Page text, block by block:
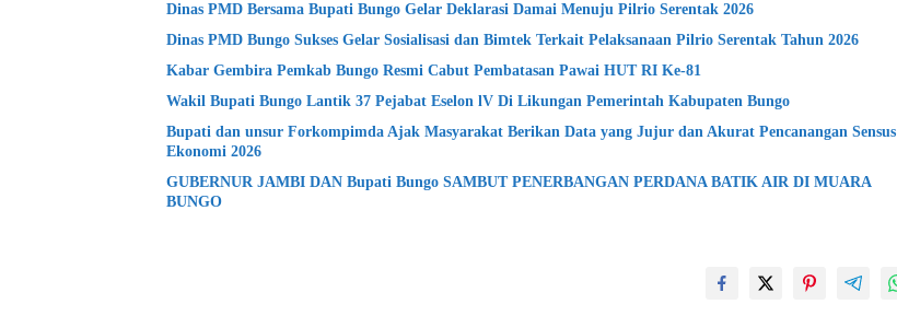
Dinas PMD Bersama Bupati Bungo Gelar Deklarasi Damai Menuju Pilrio Serentak 2026
Dinas PMD Bungo Sukses Gelar Sosialisasi dan Bimtek Terkait Pelaksanaan Pilrio Serentak Tahun 2026
Kabar Gembira Pemkab Bungo Resmi Cabut Pembatasan Pawai HUT RI Ke-81
Wakil Bupati Bungo Lantik 37 Pejabat Eselon lV Di Likungan Pemerintah Kabupaten Bungo
Bupati dan unsur Forkompimda Ajak Masyarakat Berikan Data yang Jujur dan Akurat Pencanangan Sensus
Ekonomi 2026
GUBERNUR JAMBI DAN Bupati Bungo SAMBUT PENERBANGAN PERDANA BATIK AIR DI MUARA
BUNGO